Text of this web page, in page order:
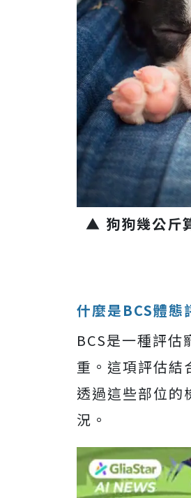
▲ 狗狗幾公斤
什麼是BCS體態
BCS是一種評
重。這項評估結
透過這些部位的
況。